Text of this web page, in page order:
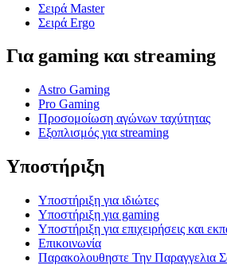
Σειρά Master
Σειρά Ergo
Για gaming και streaming
Astro Gaming
Pro Gaming
Προσομοίωση αγώνων ταχύτητας
Εξοπλισμός για streaming
Υποστήριξη
Υποστήριξη για ιδιώτες
Υποστήριξη για gaming
Υποστήριξη για επιχειρήσεις και
Επικοινωνία
Παρακολουθηστε Την Παραγγελια